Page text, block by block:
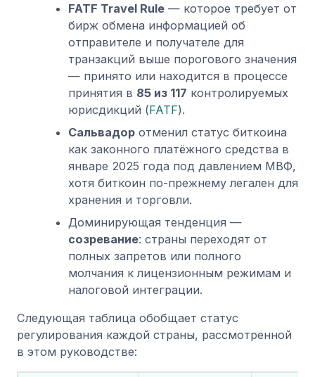
FATF Travel Rule— которое требует от
бирж обмена информацией об
отправителе и получателе для
транзакций выше порогового значения
— принято или находится в процессе
принятия в 85 из 117 контролируемых
юрисдикций (FATF).
Сальвадоротменил статус биткоина
как законного платёжного средства в
январе 2025 года под давлением МВФ,
хотя биткоин по-прежнему легален для
хранения и торговли.
Доминирующая тенденция —
созревание: страны переходят от
полных запретов или полного
молчания к лицензионным режимам и
налоговой интеграции.
Следующая таблица обобщает статус
регулирования каждой страны, рассмотренной
в этом руководстве: